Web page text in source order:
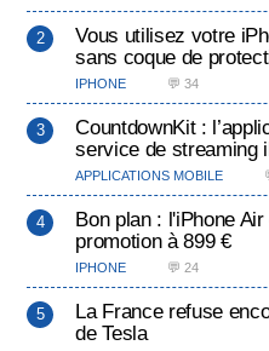
Vous utilisez votre
sans coque de
IPHONE 💬 34
CountdownKit :
service de streaming
APPLICATIONS MOBILE
Bon plan : l'iPhone
promotion à 899 €
IPHONE 💬 24
La France refuse
de Tesla